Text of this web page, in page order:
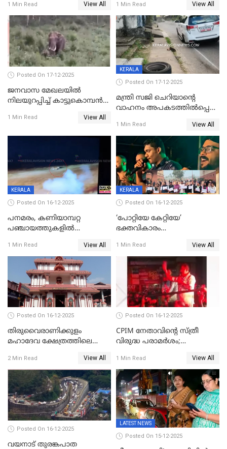
1 Min Read View All
ക്ലാസ് വിദ്യാർത്ഥിനി മരിച്ചു
1 Min Read View All
Posted On 17-12-2025
ജനവാസ മേഖലയില്‍
നിലയുറപ്പിച്ച് കാട്ടുകൊമ്പന്‍
1 Min Read View All
KERALA
Posted On 17-12-2025
മന്ത്രി സജി ചെറിയാന്റെ
വാഹനം അപകടത്തിൽപ്പെട്ടു;
രക്ഷപ്പെട്ടത് തലനാരിടയ്ക്ക്
1 Min Read View All
KERALA
Posted On 16-12-2025
പനമരം, കണിയാമ്പറ്റ
പഞ്ചായത്തുകളിൽ
സ്ഥാപനങ്ങൾക്ക് അവധി
1 Min Read View All
KERALA
Posted On 16-12-2025
‘പോറ്റിയേ കേറ്റിയേ’
ഭക്തവികാരം
ഡിജിപിക്ക് പരാതി; ശക്തമായ
നടപടി വേണമെന്നു
സിപിഐഎമ്മും
1 Min Read View All
Posted On 16-12-2025
തിരുവൈരാണിക്കുളം
മഹാദേവ ക്ഷേത്രത്തിലെ
ജനുവരി 2 ന് തുടക്കമാകും
2 Min Read View All
Posted On 16-12-2025
CPIM നേതാവിൻ്റെ സ്ത്രീ
വിരുദ്ധ പരാമർശം;
1 Min Read View All
Posted On 16-12-2025
വയനാട് തുരങ്കപാത
LATEST NEWS
Posted On 15-12-2025